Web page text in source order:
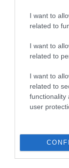
I want to
related to
I want to
related to
I want to
related to
functionality
user
ZENÉSZEK
Bajusza